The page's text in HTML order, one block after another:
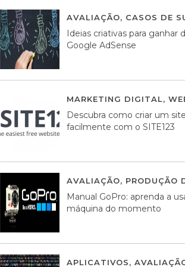
AVALIAÇÃO, CASOS DE
Ideias criativas para ganhar
Google AdSense
MARKETING DIGITAL,
Descubra como criar um site
facilmente com o SITE123
AVALIAÇÃO, PRODUÇÃO
Manual GoPro: aprenda a
máquina do momento
APLICATIVOS,